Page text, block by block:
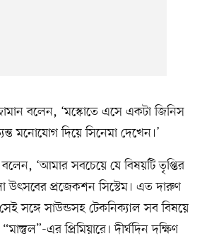
বলেন, ‘মস্কোতে এসে একটা জিনিস
মনোযোগ দিয়ে সিনেমা দেখেন।’
বলেন, ‘আমার সবচেয়ে যে বিষয়টি তৃপ্তির
উৎসবের প্রজেকশন সিস্টেম। এত দারুণ
সঙ্গে সাউন্ডসহ টেকনিক্যাল সব বিষয়ে
এর প্রিমিয়ারে। দীর্ঘদিন দক্ষিণ